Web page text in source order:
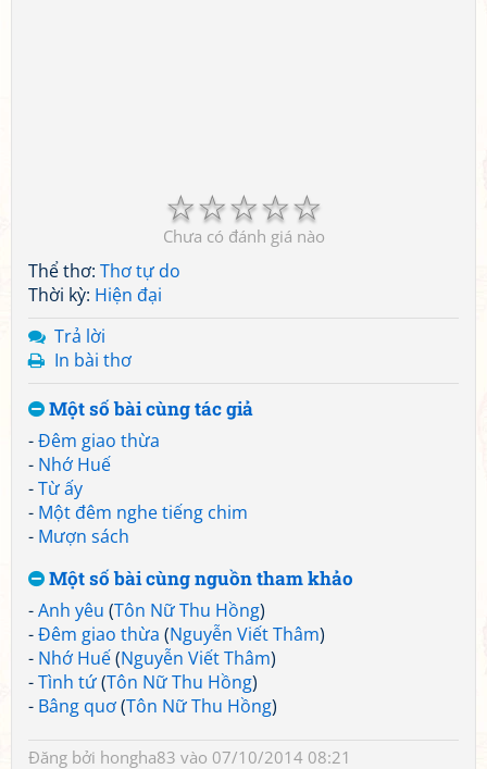
☆
☆
☆
☆
☆
Chưa có đánh giá nào
Thể thơ: Thơ tự do
Thời kỳ: Hiện đại
Trả lời
In bài thơ
Một số bài cùng tác giả
-Đêm giao thừa
- Nhớ Huế
-Từ ấy
- Một đêm nghe tiếng chim
- Mượn sách
Một số bài cùng nguồn tham khảo
-Anh yêu (Tôn Nữ Thu Hồng)
-Đêm giao thừa (Nguyễn Viết Thâm)
- Nhớ Huế(Nguyễn Viết Thâm)
-Tình tứ(Tôn Nữ Thu Hồng)
- Bâng quơ(Tôn Nữ Thu Hồng)
Đăng bởi hongha83 vào 07/10/2014 08:21